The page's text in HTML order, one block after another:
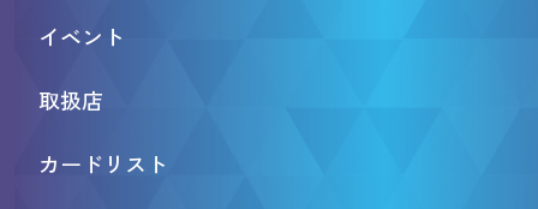
イベント
取扱店
カードリスト